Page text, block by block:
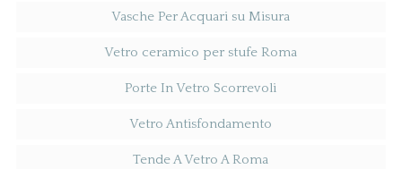
Vasche Per Acquari su Misura
Vetro ceramico per stufe Roma
Porte In Vetro Scorrevoli
Vetro Antisfondamento
Tende A Vetro A Roma